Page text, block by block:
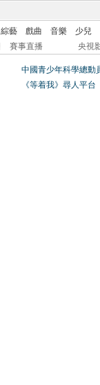
綜藝 戲曲 音樂
少兒
賽事直播 央視
中國青少年科學總動
《等着我》尋人平台